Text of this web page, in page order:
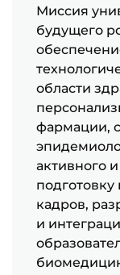
Миссия
будущего
области
фармации,
активного
кадров,
и